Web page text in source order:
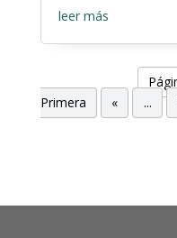
leer más
Primera
« ...